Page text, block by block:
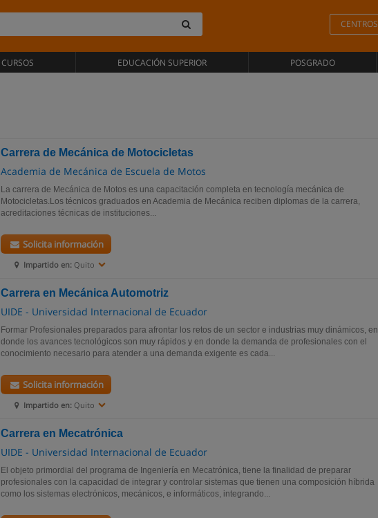
CENTROS
CURSOS EDUCACIÓN SUPERIOR POSGRADO
Carrera de Mecánica de Motocicletas
Academia de Mecánica de Escuela de Motos
La carrera de Mecánica de Motos es una capacitación completa en tecnología mecánica de
Motocicletas.Los técnicos graduados en Academia de Mecánica reciben diplomas de la carrera,
acreditaciones técnicas de instituciones...
Impartido en: Quito
Solicita información
Carrera en Mecánica Automotriz
UIDE - Universidad Internacional de Ecuador
Formar Profesionales preparados para afrontar los retos de un sector e industrias muy dinámicos, en
donde los avances tecnológicos son muy rápidos y en donde la demanda de profesionales con el
conocimiento necesario para atender a una demanda exigente es cada...
Impartido en: Quito
Solicita información
Carrera en Mecatrónica
UIDE - Universidad Internacional de Ecuador
El objeto primordial del programa de Ingeniería en Mecatrónica, tiene la finalidad de preparar
profesionales con la capacidad de integrar y controlar sistemas que tienen una composición híbrida
como los sistemas electrónicos, mecánicos, e informáticos, integrando...